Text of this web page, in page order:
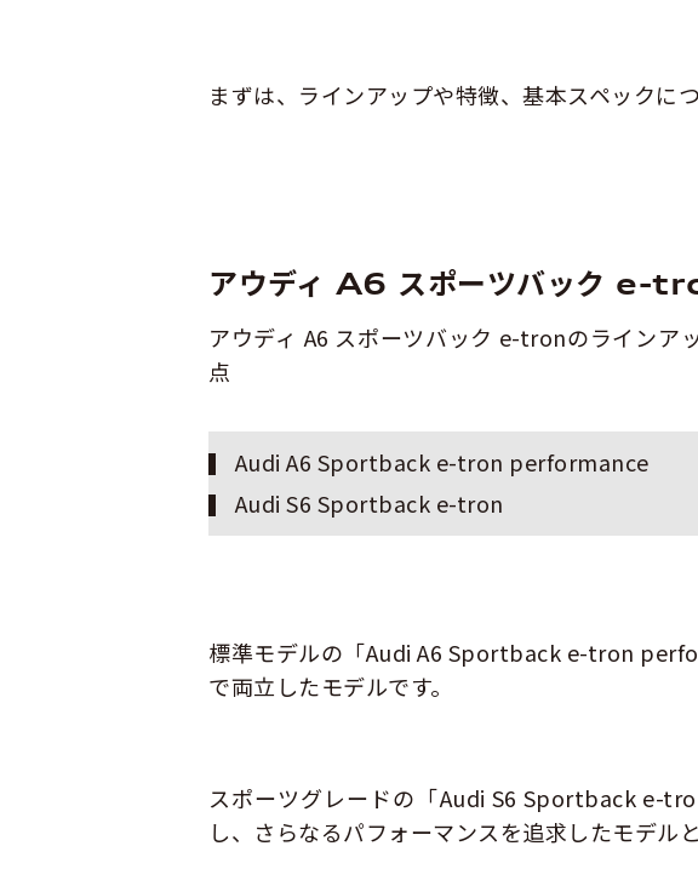
まずは、ラインアップや特徴、基本スペックに
アウディ A6 スポーツバック e-
アウディ A6 スポーツバック e-tronのライン
点
Audi A6 Sportback e-tron performance
Audi S6 Sportback e-tron
標準モデルの「Audi A6 Sportback e-tron
で両立したモデルです。
スポーツグレードの「Audi S6 Sportback e-
し、さらなるパフォーマンスを追求したモデルと